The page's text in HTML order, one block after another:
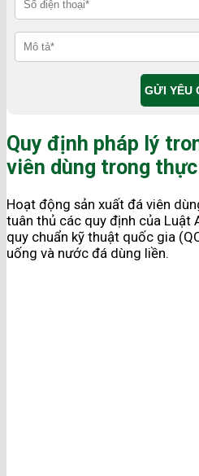
Quy định pháp lý
viên dùng trong
Hoạt động sản xuất đá viên
tuân thủ các quy định của Luật
quy chuẩn kỹ thuật quốc gia
uống và nước đá dùng liền.